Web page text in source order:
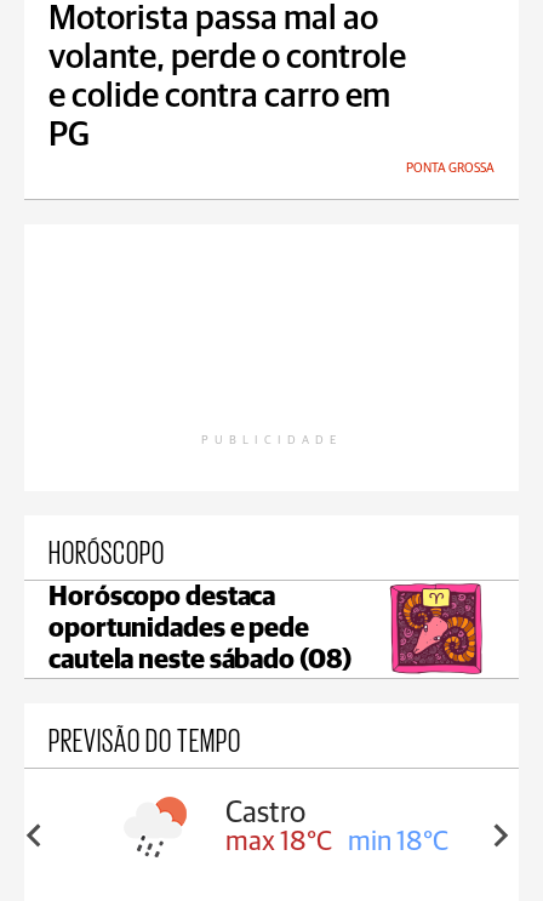
Motorista passa mal ao
volante, perde o controle
e colide contra carro em
PG
PONTA GROSSA
PUBLICIDADE
HORÓSCOPO
Horóscopo destaca
oportunidades e pede
cautela neste sábado (08)
PREVISÃO DO TEMPO
17°C
Castro
max 18°C min 18°C